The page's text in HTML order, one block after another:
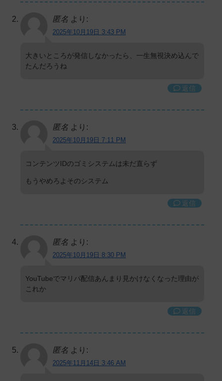
匿名 より:
2025年10月19日 3:43 PM
大きいところが発信しなかったら、一生無視決め込んで
たんだろうね
返信
匿名 より:
2025年10月19日 7:11 PM
コンテンツIDのゴミシステムは未だ直らず
もうやめろよそのシステム
返信
匿名 より:
2025年10月19日 8:30 PM
YouTubeでマリパ配信あんまり見かけなくなった理由が
これか
返信
匿名 より:
2025年11月14日 3:46 AM